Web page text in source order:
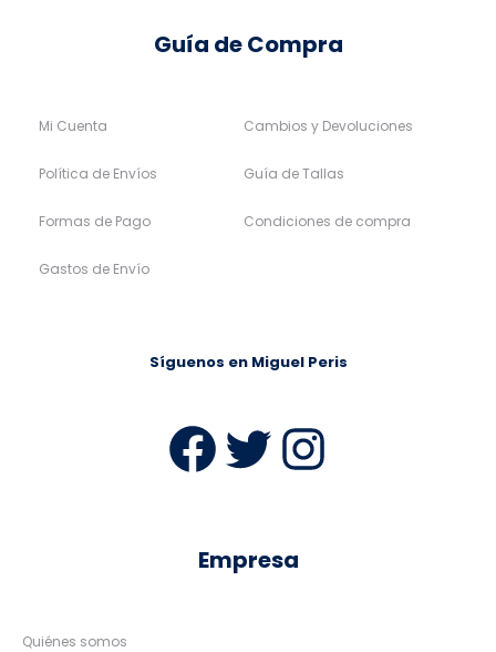
Guía de Compra
Mi Cuenta
Política de Envíos
Formas de Pago
Gastos de Envío
Cambios y Devoluciones
Guía de Tallas
Condiciones de compra
Síguenos en Miguel Peris
Facebook
Twitter
Empresa
Quiénes somos